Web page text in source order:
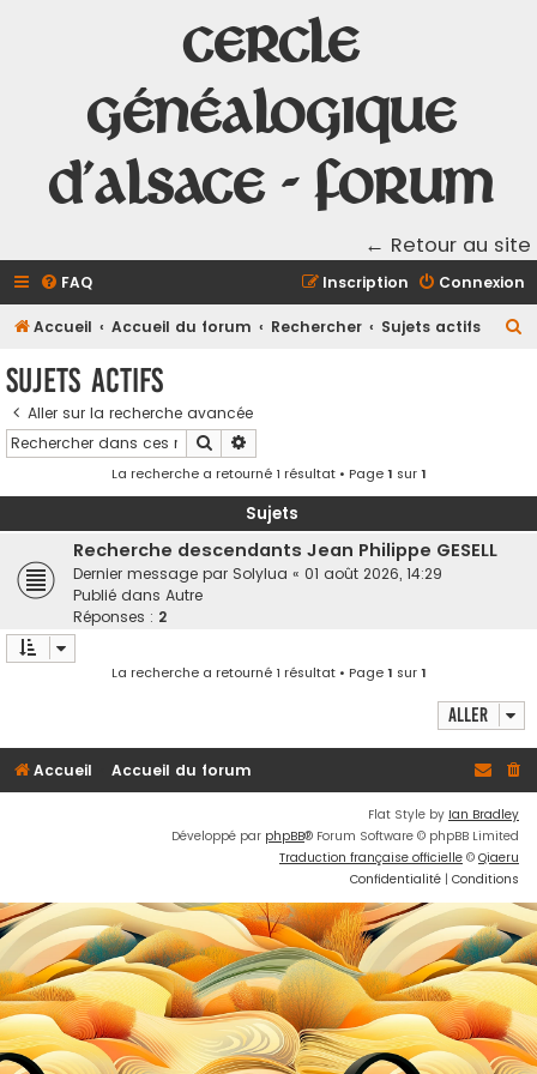
Cercle
Généalogique
d'Alsace - Forum
← Retour au site
FAQ Connexion
Inscription
Accueil Accueil du forum Rechercher Sujets actifs
Sujets actifs
Aller sur la recherche avancée
Rechercher
La recherche a retourné 1 résultat • Page1 sur1
Sujets
Recherche descendants Jean Philippe GESELL
Dernier message par Solylua « 01 août 2026, 14:29
Publié dans Autre
Réponses : 2
La recherche a retourné 1 résultat • Page1 sur1
Aller
Accueil Accueil du forum
Flat Style by Ian Bradley
Développé par phpBB® Forum Software © phpBB Limited
Traduction française officielle © Qiaeru
Confidentialité | Conditions